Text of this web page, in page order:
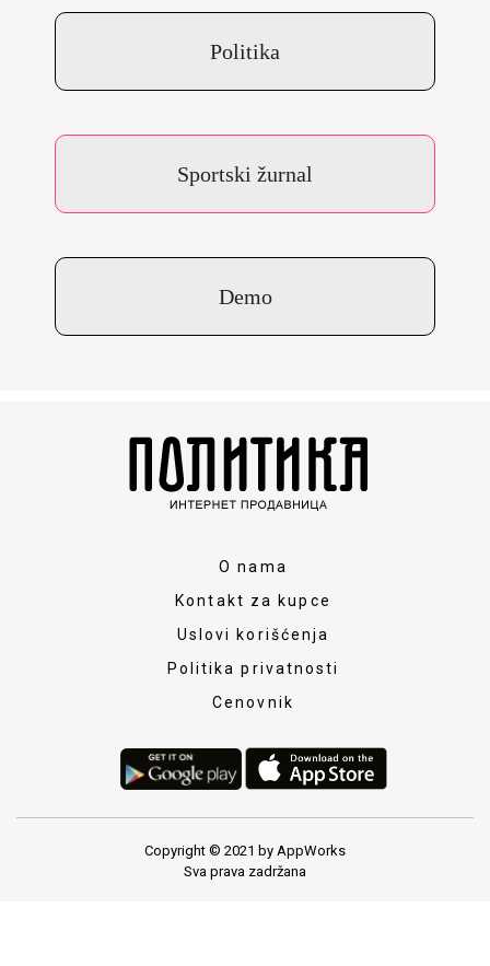
Politika
Sportski žurnal
Demo
O nama
Kontakt za kupce
Uslovi korišćenja
Politika privatnosti
Cenovnik
Copyright © 2021 by AppWorks
Sva prava zadržana